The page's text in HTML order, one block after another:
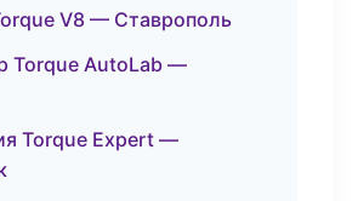
V8 — Ставрополь
Torque AutoLab —
Torque Expert —